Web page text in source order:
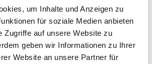
um Inhalte und Anzeigen zu
für soziale Medien anbieten
Zugriffe auf unsere Website zu
geben wir Informationen zu Ihrer
Website an unsere Partner für
105
151